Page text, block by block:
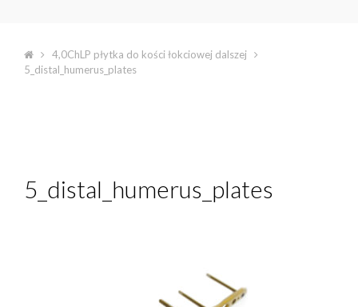
4,0ChLP płytka do kości łokciowej dalszej
5_distal_humerus_plates
5_distal_humerus_plates